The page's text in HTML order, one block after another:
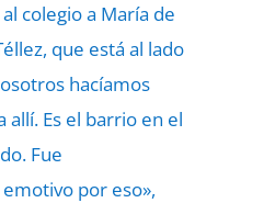
colegio a María de
que está al lado
hacíamos
allí. Es el barrio en el
Fue
por eso»,